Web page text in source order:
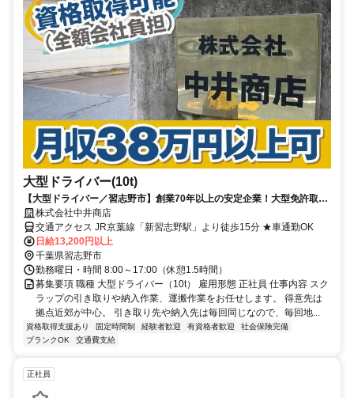
大型ドライバー(10t)
【大型ドライバー／習志野市】創業70年以上の安定企業！大型免許取得
は全額会社負担で高収入も可能
株式会社中井商店
交通アクセス JR京葉線「新習志野駅」より徒歩15分 ★車通勤OK
日給13,200円以上
千葉県習志野市
勤務曜日・時間 8:00～17:00（休憩1.5時間）
募集要項 職種 大型ドライバー（10t） 雇用形態 正社員 仕事内容 スク
ラップの引き取りや納入作業、運搬作業をお任せします。 得意先は
拠点近郊が中心。 引き取り先や納入先は毎回同じなので、毎回地...
資格取得支援あり 固定時間制 経験者歓迎 有資格者歓迎
社会保険完備
ブランクOK
交通費支給
正社員